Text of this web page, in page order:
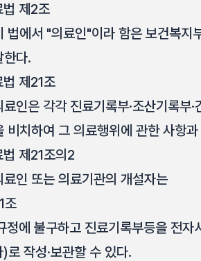
법 제2조
법에서 "의료인"이라 함은 보건복지
한다.
법 제21조
료인은 각각 진료기록부·조산기록부
비치하여 그 의료행위에 관한 사항
법 제21조의2
료인 또는 의료기관의 개설자는
조
정에 불구하고 진료기록부등을 전
로 작성·보관할 수 있다.